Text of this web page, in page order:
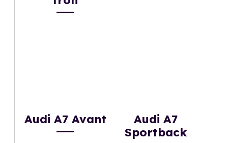
Audi A7 Avant
Audi A7
Sportback